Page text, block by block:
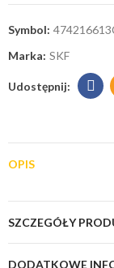
Symbol:
Marka: SKF
OPIS
SZCZEGÓŁY
DODATKOWE